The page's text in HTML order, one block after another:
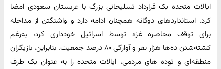
ایالات متحده یک قرارداد تسلیحاتی بزرگ با عربستان سعودی امضا
کرد. استانداردهای دوگانه همچنان ادامه دارد و واشنگتن از مداخله
برای توقف محاصره غزه توسط اسرائیل خودداری کرد، به‌رغم
کشته‌شدن ده‌ها هزار نفر و آوارگی ۸۰ درصد جمعیت. بنابراین، بازیگران
منطقه‌ای و توده های مردمی، ایالات متحده را به عنوان یک طرف